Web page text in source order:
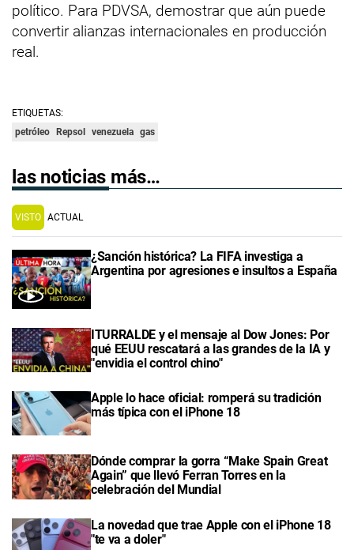
político. Para PDVSA, demostrar que aún puede
convertir alianzas internacionales en producción
real.
ETIQUETAS:
petróleo
Repsol venezuela gas
las noticias más…
VISTO ACTUAL
¿Sanción histórica? La FIFA investiga a
Argentina por agresiones e insultos a España
ITURRALDE y el mensaje al Dow Jones: Por
qué EEUU rescatará a las grandes de la IA y
"envidia el control chino"
Apple lo hace oficial: romperá su tradición
más típica con el iPhone 18
Dónde comprar la gorra “Make Spain Great
Again” que llevó Ferran Torres en la
celebración del Mundial
La novedad que trae Apple con el iPhone 18
"te va a doler"